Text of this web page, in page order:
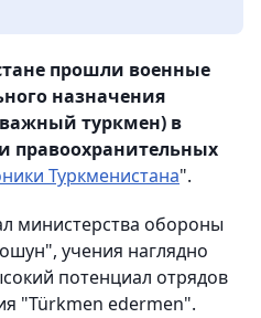
прошли военные
назначения
туркмен) в
правоохранительных
Туркменистана".
министерства обороны
учения наглядно
потенциал отрядов
"Türkmen edermen".